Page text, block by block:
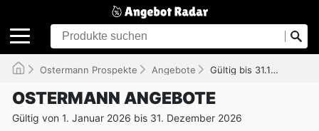
Ostermann Prospekte Angebote Gültig bis 31.12.2026
OSTERMANN ANGEBOTE
Gültig von 1. Januar 2026 bis 31. Dezember 2026